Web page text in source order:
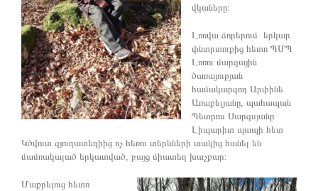
վկաները։
Լոռվա ձորերում երկար
փնտրտուքից հետո ՊՄՊ
Լոռու մարզային
ծառայության
համակարգող Արփինե
Առաքելյանը, պահապան
Պետրոս Սարգսյանը
Լիպարիտ պապի հետ
Կծվուտ գյուղատեղիից ոչ հեռու տերևների տակից հանել են
մամռակալած երկատված, բայց միատեղ խաչքար։
Մաքրելուց հետո